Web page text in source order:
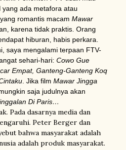
ada metafora atau
romantis macam Mawar
karena tidak praktis. Orang
hiburan, habis perkara.
saya mengalami terpaan FTV-
sehari-hari: Cowo Gue
Empat, Ganteng-Ganteng Koq
. Jika film Mawar Jingga
saja judulnya akan
Di Paris…
Pada dasarnya media dan
Peter Berger dan
bahwa masyarakat adalah
adalah produk masyarakat.